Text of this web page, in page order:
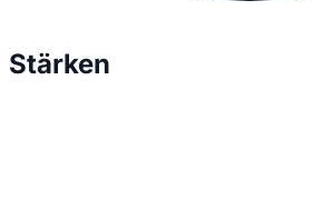
Stärken